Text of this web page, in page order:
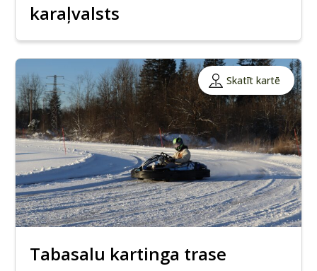
karaļvalsts
Skatīt kartē
Tabasalu kartinga trase